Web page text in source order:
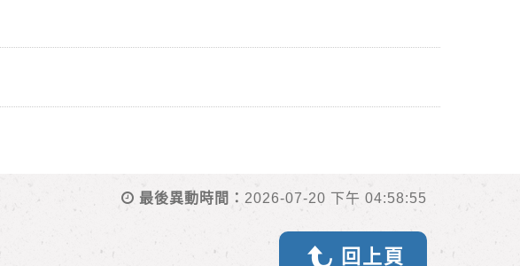
最後異動時間： 2026-07-20 下午 04:58:55
回上頁